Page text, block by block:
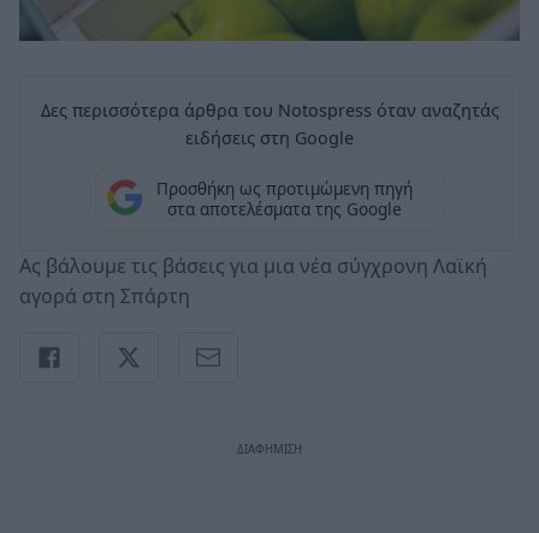
Δες περισσότερα άρθρα του Notospress όταν αναζητάς
ειδήσεις στη Google
Προσθήκη ως προτιμώμενη πηγή
στα αποτελέσματα της Google
Ας βάλουμε τις βάσεις για μια νέα σύγχρονη Λαϊκή
αγορά στη Σπάρτη